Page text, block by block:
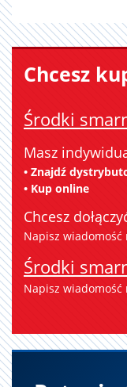
Chcesz
Środki
Masz
• Znajdź
• Kup online
Chcesz
Napisz wiadomość
Środki
Napisz wiadomość